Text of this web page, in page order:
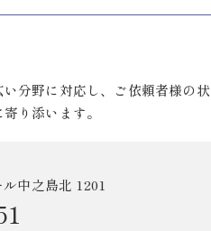
分野に対応し、ご依頼者様の
り添います。
中之島北 1201